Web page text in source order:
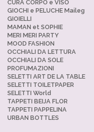
CURA CORPO e VISO
GIOCHI e PELUCHE Maileg
GIOIELLI
MAMAN et SOPHIE
MERI MERI PARTY
MOOD FASHION
OCCHIALI DA LETTURA
OCCHIALI DA SOLE
PROFUMAZIONI
SELETTI ART DE LA TABLE
SELETTI TOILETPAPER
SELETTI World
TAPPETI BEIJA FLOR
TAPPETI PAPPELINA
URBAN BOTTLES